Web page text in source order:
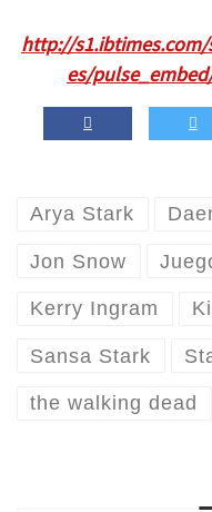
http://
es/
Arya Stark
Jon Snow
Kerry Ingram
Sansa Stark
the walking dead